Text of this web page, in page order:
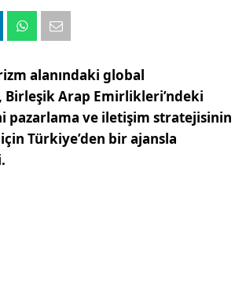
alanındaki global
Birleşik Arap Emirlikleri’ndeki
pazarlama ve iletişim stratejisinin
Türkiye’den bir ajansla